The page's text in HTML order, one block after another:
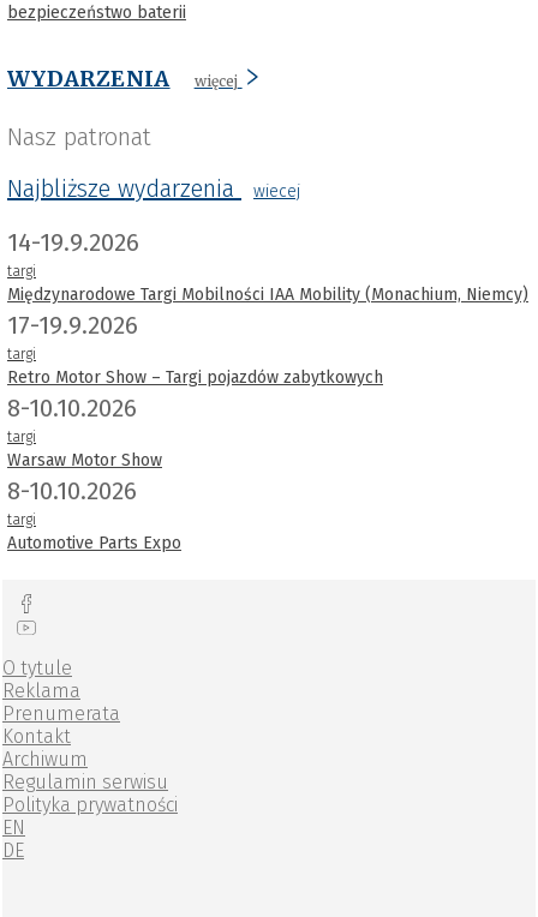
bezpieczeństwo baterii
WYDARZENIA więcej
Nasz patronat
Najbliższe wydarzenia
wiecej
14-19.9.2026
targi
Międzynarodowe Targi Mobilności IAA Mobility (Monachium, Niemcy)
17-19.9.2026
targi
Retro Motor Show – Targi pojazdów zabytkowych
8-10.10.2026
targi
Warsaw Motor Show
8-10.10.2026
targi
Automotive Parts Expo
O tytule
Reklama
Prenumerata
Kontakt
Archiwum
Regulamin serwisu
Polityka prywatności
EN
DE